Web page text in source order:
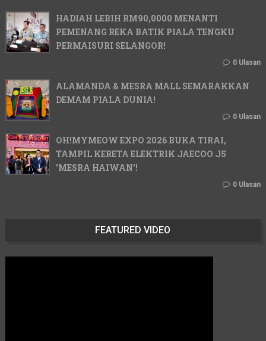
HADIAH LEBIH RM90,0000 MENANTI
PEMENANG REKA BATIK PIALA TENGKU
PERMAISURI SELANGOR!
0 Ulasan
ALAMANDA & MESRA MALL SEMARAKKAN
DEMAM PIALA DUNIA!
0 Ulasan
OH!MYMEOW EXPO 2026 BUKA TIRAI,
TAMPIL KERETA ELEKTRIK JAECOO J5
'MESRA HAIWAN'!
0 Ulasan
FEATURED VIDEO